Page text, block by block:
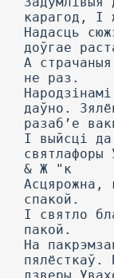
карагод, I
Надасць
доўгае
А
не раз.
даўно.
разаб’е
I выйсці
святлафоры
& Ж "к
Асцярожна,
спакой.
I святло
пакой.
На
пялёсткаў.